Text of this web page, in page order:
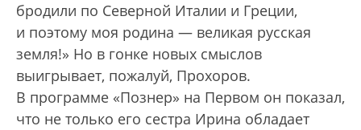
бродили по Северной Италии и Греции,
и поэтому моя родина — великая русская
земля!» Но в гонке новых смыслов
выигрывает, пожалуй, Прохоров.
В программе «Познер» на Первом он показал,
что не только его сестра Ирина обладает